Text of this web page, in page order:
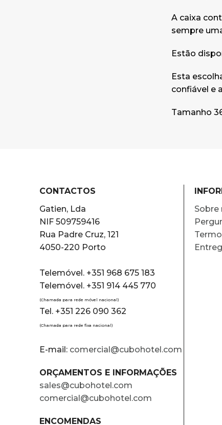
A caixa
sempre
Estão
Esta
confiável e
Tamanho
CONTACTOS
Gatien, Lda
NIF 509759416
Rua Padre Cruz, 121
4050-220 Porto
Telemóvel. +351 968 675 183
Telemóvel. +351 914 445 770
(Chamada para rede móvel nacional)
Tel. +351 226 090 362
(Chamada para rede fixa nacional)
E-mail: comercial@cubohotel.com
ORÇAMENTOS E INFORMAÇÕES
sales@cubohotel.com
comercial@cubohotel.com
ENCOMENDAS
Sobre